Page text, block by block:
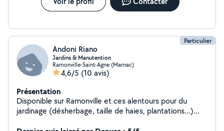
Particulier
Andoni Riano
Jardins & Manutention
Ramonville-Saint-Agne (Marnac)
4,6/5 (10 avis)
Présentation
Disponible sur Ramonville et ces alentours pour du
jardinage (désherbage, taille de haies, plantations...)